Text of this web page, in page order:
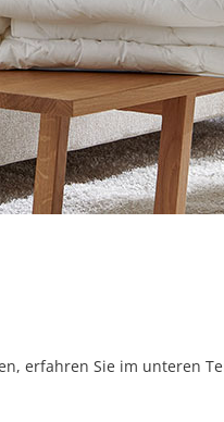
erfahren Sie im unteren